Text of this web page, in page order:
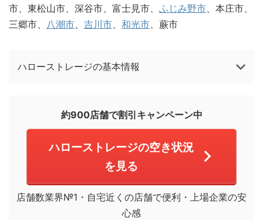
市、東松山市、深谷市、富士見市、 ふじみ野市、本庄市、
三郷市、 八潮市、 吉川市、 和光市、蕨市
ハローストレージの基本情報
約900店舗で割引キャンペーン中
ハローストレージの空き状況
を見る
店舗数業界№1・自宅近くの店舗で便利・上場企業の安
心感